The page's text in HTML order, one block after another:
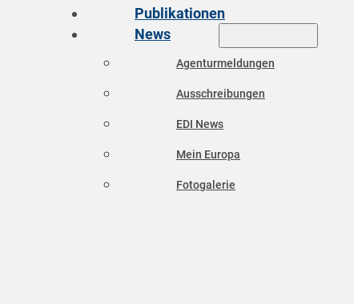
Publikationen
News
Agenturmeldungen
Ausschreibungen
EDI News
Mein Europa
Fotogalerie